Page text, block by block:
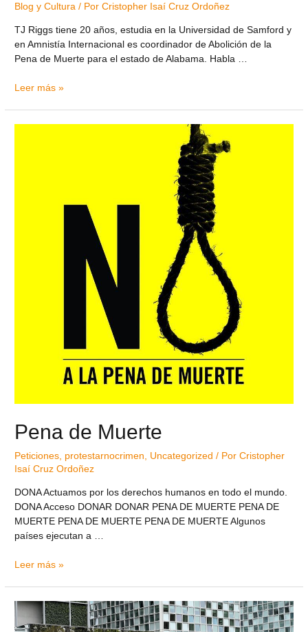
Blog y Cultura / PorCristopher Isaí Cruz Ordoñez
TJ Riggs tiene 20 años, estudia en la Universidad de Samford y
en Amnistía Internacional es coordinador de Abolición de la
Pena de Muerte para el estado de Alabama. Habla …
Leer más »
Pena de Muerte
Peticiones protestarnocrimen Uncategorized / PorCristopher
Isaí Cruz Ordoñez
DONA Actuamos por los derechos humanos en todo el mundo.
DONA Acceso DONAR DONAR PENA DE MUERTE PENA DE
MUERTE PENA DE MUERTE PENA DE MUERTE Algunos
países ejecutan a …
Leer más »